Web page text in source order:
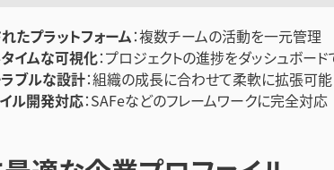
たプラットフォーム：複数チームの活動を一元管理
イムな可視化：プロジェクトの進捗をダッシュボー
ブルな設計：組織の成長に合わせて柔軟に拡張可能
ル開発対応：SAFeなどのフレームワークに完全対応